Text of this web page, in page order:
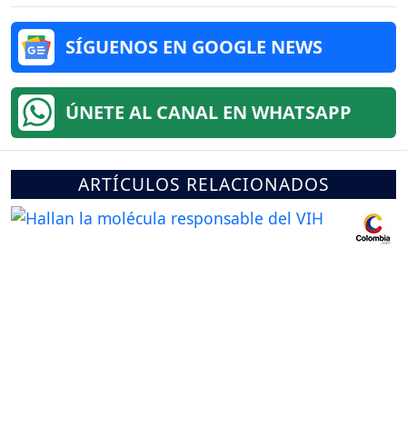
SÍGUENOS EN GOOGLE NEWS
ÚNETE AL CANAL EN WHATSAPP
ARTÍCULOS RELACIONADOS